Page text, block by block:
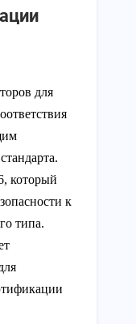
для
который
к
типа.